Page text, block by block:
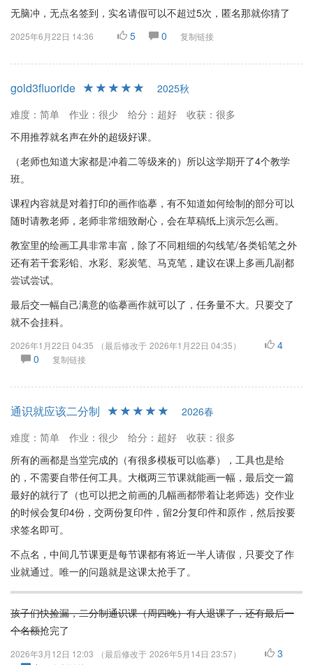
无脑冲，无点名签到，实名请假可以不超过5次，匿名那就你猜了
2025年6月22日 14:36 5 0 复制链接
gold3fluoride
2025秋
难度：简单
作业：很少 给分：超好
收获：很多
不用推荐就名声在外的超级好课。
（老师也知道大家都是冲着二等级来的）所以这学期开了4个教学
班。
课程内容就是对着打印的画作临摹，有不知道如何绘制的部分可以
随时请教老师，老师非常细致耐心，会在草稿纸上演示怎么画。
教室里的绘画工具非常丰富，除了不同粗细的勾线笔/各类铅笔之外
还有若干套彩铅、水彩、彩炭笔、马克笔，建议在课上多画几副都
尝试尝试。
最后交一幅自己满意的临摹画作就可以了，任务量不大。只要交了
就不会挂科。
2026年1月22日 04:35 （最后修改于 2026年1月22日 04:35）
4
0
复制链接
通识就应该二分制
2026春
难度：简单
作业：很少 给分：超好
收获：很多
所有的画都是当堂完成的（有很多模板可以临摹），工具也是给
的，不需要自带任何工具。大概两三节课就能画一幅，最后交一篇
最好的就行了（也可以把之前画的几幅画都带着让老师选）交作业
的时候会复印4份，交两份复印件，留2分复印件和原作，然后按要
求签名即可。
不点名，中间几节课更是每节课都有将近一半人请假，只要交了作
业就通过。唯一的问题就是这课太抢手了。
孩子们快捡漏，二分制通识课（周四晚）有人退课了，还有最后一
个名额抢完了
2026年3月12日 12:03 （最后修改于 2026年5月14日 23:57）
3